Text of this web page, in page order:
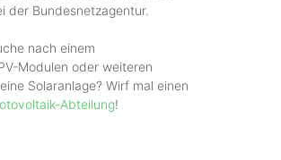
der Bundesnetzagentur.
nach einem
Modulen oder weiteren
Solaranlage? Wirf mal einen
Abteilung!